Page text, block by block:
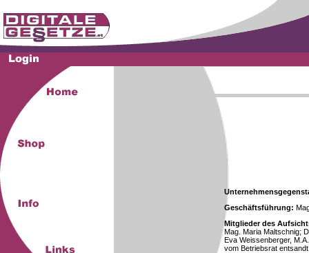
Geschäftsführung:
Mitglieder des
Mag. Maria Maltschnig;
Eva Weissenberger,
vom Betriebsrat